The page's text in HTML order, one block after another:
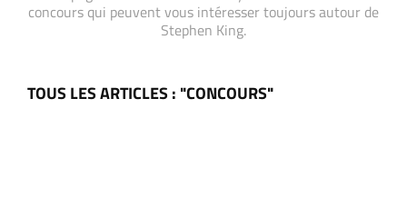
concours qui peuvent vous intéresser toujours autour de
Stephen King.
TOUS LES ARTICLES : "CONCOURS"